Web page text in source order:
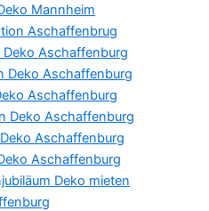
Mannheim
Aschaffenbrug
Deko Aschaffenburg
Deko Aschaffenburg
Aschaffenburg
Deko Aschaffenburg
Aschaffenburg
Aschaffenburg
Deko mieten